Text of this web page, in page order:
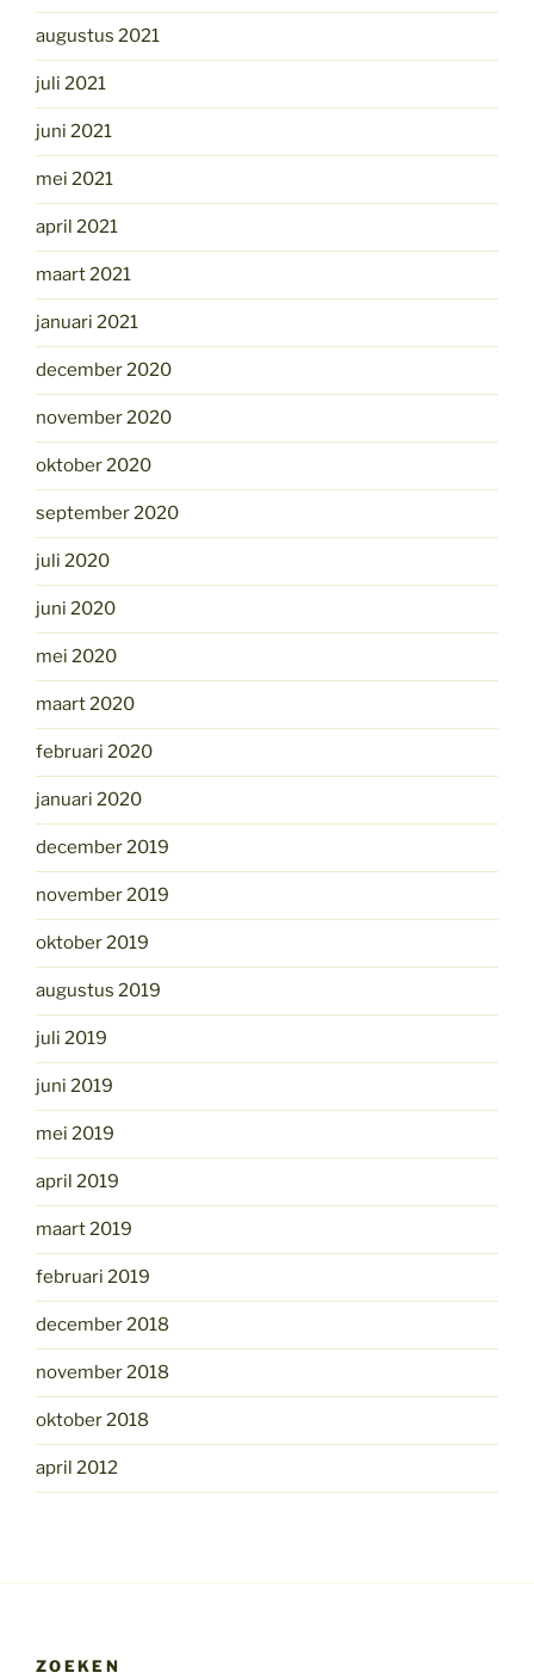
augustus 2021
juli 2021
juni 2021
mei 2021
april 2021
maart 2021
januari 2021
december 2020
november 2020
oktober 2020
september 2020
juli 2020
juni 2020
mei 2020
maart 2020
februari 2020
januari 2020
december 2019
november 2019
oktober 2019
augustus 2019
juli 2019
juni 2019
mei 2019
april 2019
maart 2019
februari 2019
december 2018
november 2018
oktober 2018
april 2012
ZOEKEN